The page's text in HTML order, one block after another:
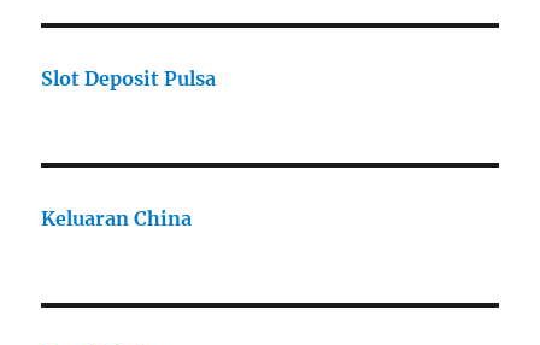
Slot Deposit Pulsa
Keluaran China